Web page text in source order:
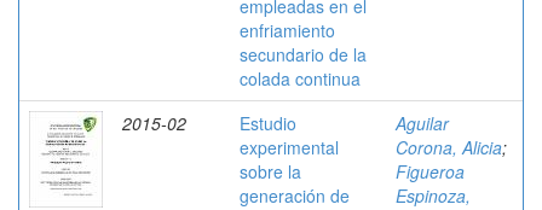
empleadas en el
enfriamiento
secundario de la
colada continua
2015-02
Estudio
experimental
sobre la
generación de
Aguilar
Corona, Alicia;
Figueroa
Espinoza,